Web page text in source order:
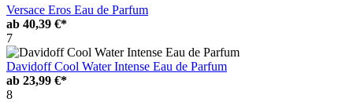
Versace Eros Eau de Parfum
ab 40,39 €*
7
Davidoff Cool Water Intense Eau de Parfum
ab 23,99 €*
8